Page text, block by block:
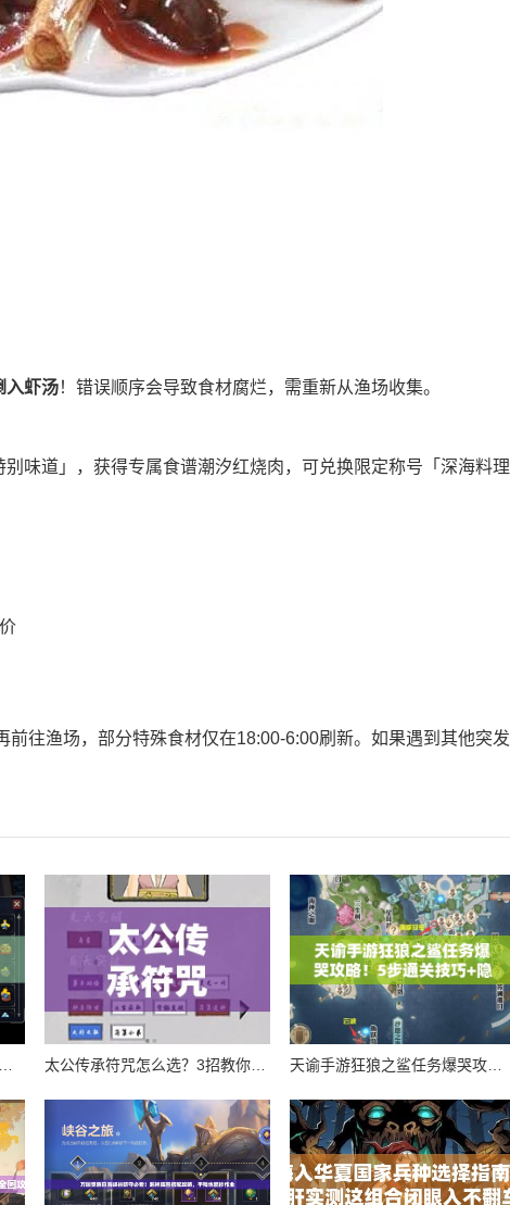
入虾汤！错误顺序会导致食材腐烂，需重新从渔场收集。
味道」，获得专属食谱潮汐红烧肉，可兑换限定称号「深海料理
前往渔场，部分特殊食材仅在18:00-6:00刷新。如果遇到其他突发